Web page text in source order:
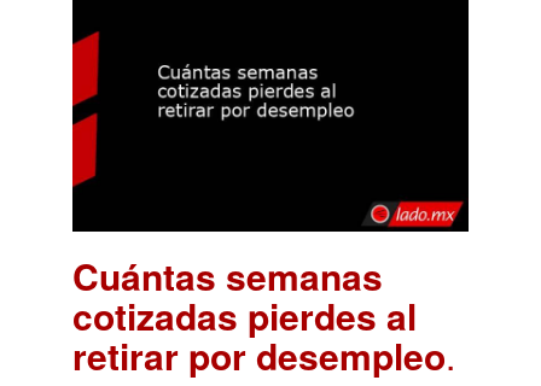
Cuántas semanas
cotizadas pierdes al
retirar por desempleo.